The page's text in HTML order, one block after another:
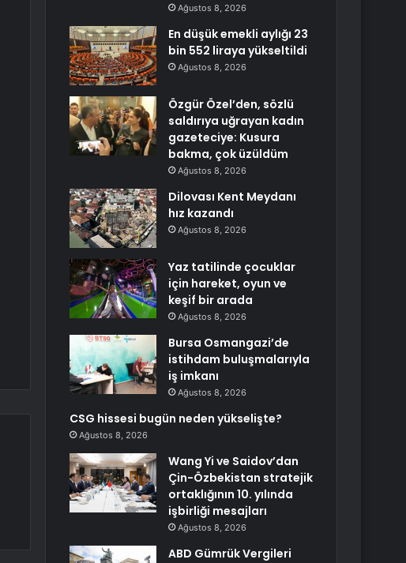
Ağustos 8, 2026
En düşük emekli aylığı 23
bin 552 liraya yükseltildi
Ağustos 8, 2026
Özgür Özel’den, sözlü
saldırıya uğrayan kadın
gazeteciye: Kusura
bakma, çok üzüldüm
Ağustos 8, 2026
Dilovası Kent Meydanı
hız kazandı
Ağustos 8, 2026
Yaz tatilinde çocuklar
için hareket, oyun ve
keşif bir arada
Ağustos 8, 2026
Bursa Osmangazi’de
istihdam buluşmalarıyla
iş imkanı
Ağustos 8, 2026
CSG hissesi bugün neden yükselişte?
Ağustos 8, 2026
Wang Yi ve Saidov’dan
Çin-Özbekistan stratejik
ortaklığının 10. yılında
işbirliği mesajları
Ağustos 8, 2026
ABD Gümrük Vergileri